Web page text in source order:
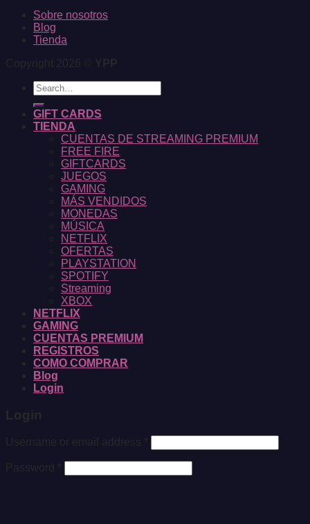
Sobre nosotros
Blog
Tienda
Search
for:
GIFT CARDS
TIENDA
CUENTAS DE STREAMING PREMIUM
FREE FIRE
GIFTCARDS
JUEGOS
GAMING
MÁS VENDIDOS
MONEDAS
MÚSICA
NETFLIX
OFERTAS
PLAYSTATION
SPOTIFY
Streaming
XBOX
NETFLIX
GAMING
CUENTAS PREMIUM
REGISTROS
COMO COMPRAR
Blog
Login